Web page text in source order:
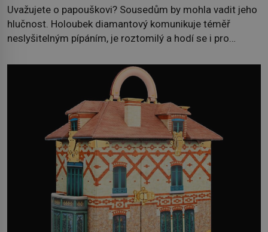
Uvažujete o papouškovi? Sousedům by mohla vadit jeho
hlučnost. Holoubek diamantový komunikuje téměř
neslyšitelným pípáním, je roztomilý a hodí se i pro
klidného ptáčka, který většinu dne jen posedává. Hodně
času tráví na zemi, kde sbírá zbytky semínek Jeho
domovinou je prakticky celá Austrálie s výjimkou
pobřežní oblasti. […]